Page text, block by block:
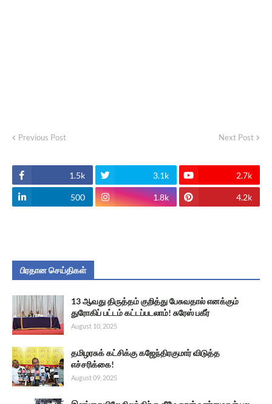
Previous Post Next Post
1.5k 3.1k 2.7k
500 1.8k 4.2k
பிரதான செய்திகள்
13 ஆவது திருத்தம் குறித்து பேசுவதால் எனக்கும்
துரோகிப் பட்டம் கட்டப்படலாம்! சுரேஸ் பகீர்
August 10, 2025
தமிழரசுக் கட்சிக்கு கஜேந்திரகுமார் விடுத்த
எச்சரிக்கை!
August 09, 2025